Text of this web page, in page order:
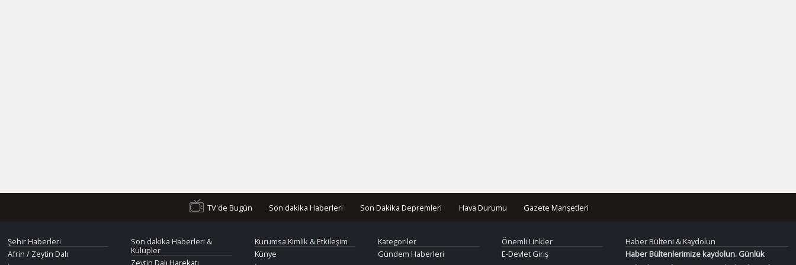
TV'de Bugün Son dakika Haberleri Son Dakika Depremleri Hava Durumu Gazete Manşetleri
Şehir Haberleri
Afrin / Zeytin Dalı
Son dakika Haberleri &
Kulüpler
Zeytin Dalı Harekatı
Kurumsa Kimlik & Etkileşim
Künye
Kategoriler
Gündem Haberleri
Önemli Linkler
E-Devlet Giriş
Haber Bülteni & Kaydolun
Haber Bültenlerimize kaydolun. Günlük